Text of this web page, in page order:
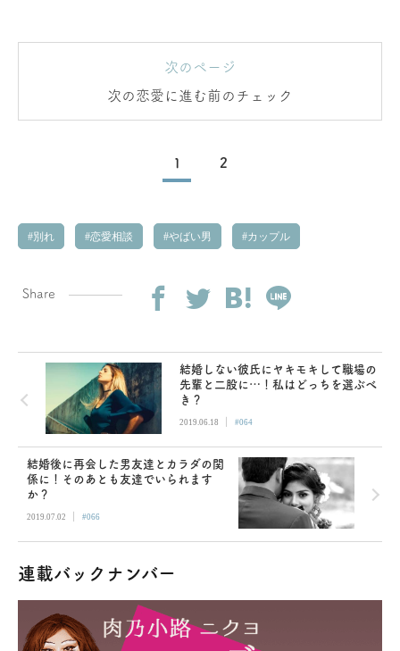
次のページ
次の恋愛に進む前のチェック
1 2
別れ 恋愛相談 やばい男 カップル
Share
結婚しない彼氏にヤキモキして職場の
先輩と二股に…！私はどっちを選ぶべ
き？
2019.06.18 | #064
結婚後に再会した男友達とカラダの関
係に！そのあとも友達でいられます
か？
2019.07.02 | #066
連載バックナンバー